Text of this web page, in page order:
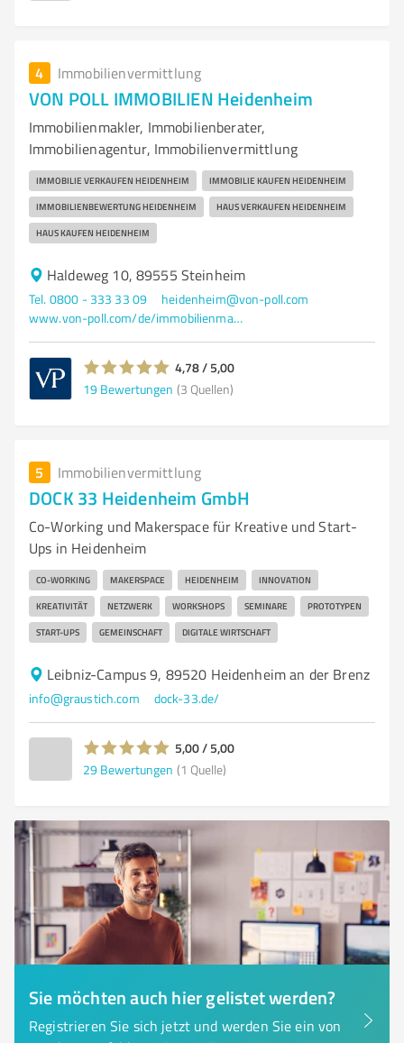
4 Immobilienvermittlung
VON POLL IMMOBILIEN Heidenheim
Immobilienmakler, Immobilienberater,
Immobilienagentur, Immobilienvermittlung
IMMOBILIE VERKAUFEN HEIDENHEIM IMMOBILIE KAUFEN HEIDENHEIM
IMMOBILIENBEWERTUNG HEIDENHEIM HAUS VERKAUFEN HEIDENHEIM
HAUS KAUFEN HEIDENHEIM
Haldeweg 10, 89555 Steinheim
Tel. 0800 - 333 33 09
heidenheim@von-poll.com
www.von-poll.com/de/immobilienmakler/heidenheim
4,78 / 5,00
19 Bewertungen (3 Quellen)
5 Immobilienvermittlung
DOCK 33 Heidenheim GmbH
Co-Working und Makerspace für Kreative und Start-
Ups in Heidenheim
CO-WORKING MAKERSPACE HEIDENHEIM INNOVATION
KREATIVITÄT NETZWERK WORKSHOPS SEMINARE PROTOTYPEN
START-UPS GEMEINSCHAFT DIGITALE WIRTSCHAFT
Leibniz-Campus 9, 89520 Heidenheim an der Brenz
info@graustich.com dock-33.de/
5,00 / 5,00
29 Bewertungen (1 Quelle)
Sie möchten auch hier gelistet werden?
Registrieren Sie sich jetzt und werden Sie ein von